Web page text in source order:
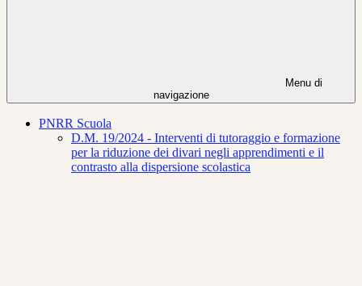
Menu di
navigazione
PNRR Scuola
D.M. 19/2024 - Interventi di tutoraggio e formazione
per la riduzione dei divari negli apprendimenti e il
contrasto alla dispersione scolastica